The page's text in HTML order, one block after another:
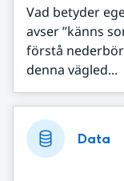
Vad betyder
avser ”känns
förstå
denna vägled...
Data